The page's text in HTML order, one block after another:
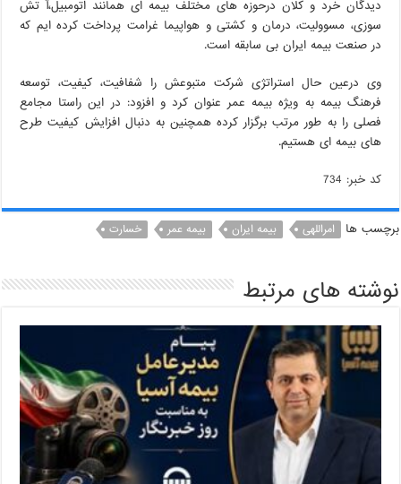
دیدگان خرد و کلان درحوزه های مختلف بیمه ای همانند اتومبیل،آ تش
سوزی، مسوولیت، درمان و کشتی و هواپیما غرامت پرداخت کرده ایم که
در صنعت بیمه ایران بی سابقه است.
وی درعین حال استراتژی شرکت متبوعش را شفافیت، کیفیت، توسعه
فرهنگ بیمه به ویژه بیمه عمر عنوان کرد و افزود: در این راستا مجامع
فصلی را به طور مرتب برگزار کرده همچنین به دنبال افزایش کیفیت طرح
های بیمه ای هستیم.
کد خبر: 734
برچسب ها امراللهی بیمه ایران بیمه عمر خسارت
نوشته های مرتبط